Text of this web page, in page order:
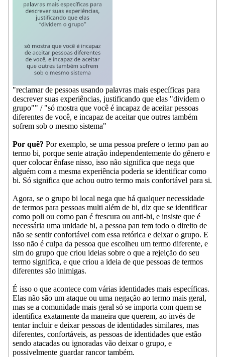
"reclamar de pessoas usando palavras mais específicas para
descrever suas experiências, justificando que elas "dividem o
grupo"" / "só mostra que você é incapaz de aceitar pessoas
diferentes de você, e incapaz de aceitar que outres também
sofrem sob o mesmo sistema"
Por quê? Por exemplo, se uma pessoa prefere o termo pan ao
termo bi, porque sente atração independentemente do gênero e
quer colocar ênfase nisso, isso não significa que nega que
alguém com a mesma experiência poderia se identificar como
bi. Só significa que achou outro termo mais confortável para si.
Agora, se o grupo bi local nega que há qualquer necessidade
de termos para pessoas multi além de bi, diz que se identificar
como poli ou como pan é frescura ou anti-bi, e insiste que é
necessária uma unidade bi, a pessoa pan tem todo o direito de
não se sentir confortável com essa retórica e deixar o grupo. E
isso não é culpa da pessoa que escolheu um termo diferente, e
sim do grupo que criou ideias sobre o que a rejeição do seu
termo significa, e que criou a ideia de que pessoas de termos
diferentes são inimigas.
É isso o que acontece com várias identidades mais específicas.
Elas não são um ataque ou uma negação ao termo mais geral,
mas se a comunidade mais geral só se importa com quem se
identifica exatamente da maneira que querem, ao invés de
tentar incluir e deixar pessoas de identidades similares, mas
diferentes, confortáveis, as pessoas de identidades que estão
sendo atacadas ou ignoradas vão deixar o grupo, e
possivelmente guardar rancor também.